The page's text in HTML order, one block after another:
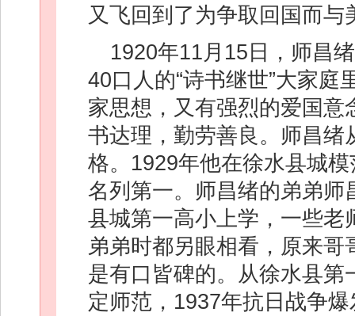
又飞回到了为争取回国而
1920年11月15日，师昌
40口人的“诗书继世”大家
家思想，又有强烈的爱国
书达理，勤劳善良。师昌
格。1929年他在徐水县城
名列第一。师昌绪的弟弟
县城第一高小上学，一些
弟弟时都另眼相看，原来
是有口皆碑的。从徐水县
定师范，1937年抗日战争